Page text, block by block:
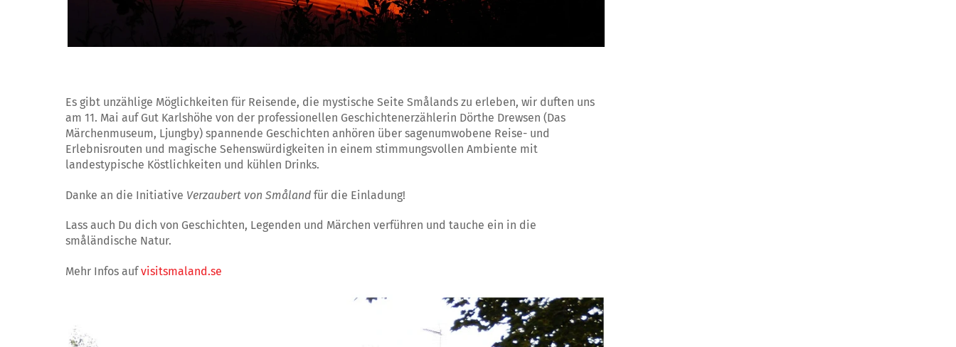
Es gibt unzählige Möglichkeiten für Reisende, die mystische Seite Smålands zu erleben, wir duften uns
am 11. Mai auf Gut Karlshöhe von der professionellen Geschichtenerzählerin Dörthe Drewsen (Das
Märchenmuseum, Ljungby) spannende Geschichten anhören über sagenumwobene Reise- und
Erlebnisrouten und magische Sehenswürdigkeiten in einem stimmungsvollen Ambiente mit
landestypische Köstlichkeiten und kühlen Drinks.
Danke an die Initiative Verzaubert von Småland für die Einladung!
Lass auch Du dich von Geschichten, Legenden und Märchen verführen und tauche ein in die
småländische Natur.
Mehr Infos aufvisitsmaland.se